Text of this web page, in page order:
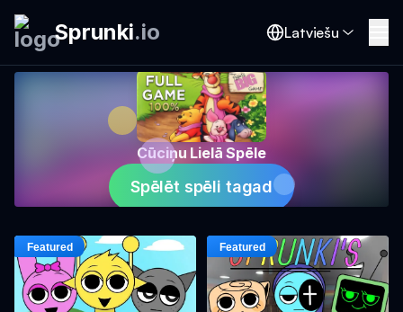
Sprunki.io Latviešu
Cūciņu Lielā Spēle
Spēlēt spēli tagad